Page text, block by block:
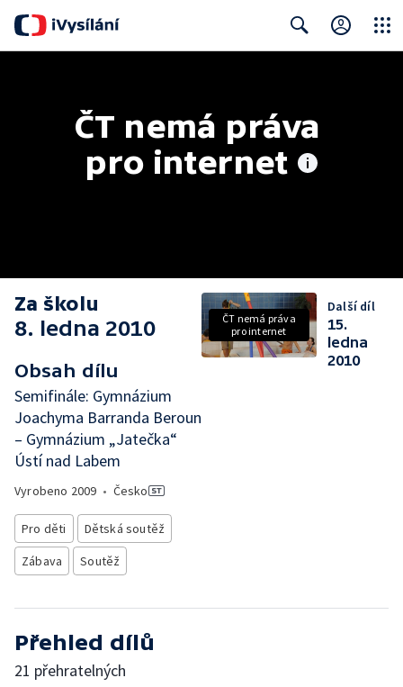
ČT nemá práva
pro internet
Za školu
8. ledna 2010
Obsah dílu
Semifinále: Gymnázium
Joachyma Barranda Beroun
– Gymnázium „Jatečka“
Ústí nad Labem
Vyrobeno 2009 • Česko
Pro děti
Dětská soutěž
Zábava
Soutěž
ČT nemá práva
pro internet
Další díl
15.
ledna
2010
Přehled dílů
21 přehratelných